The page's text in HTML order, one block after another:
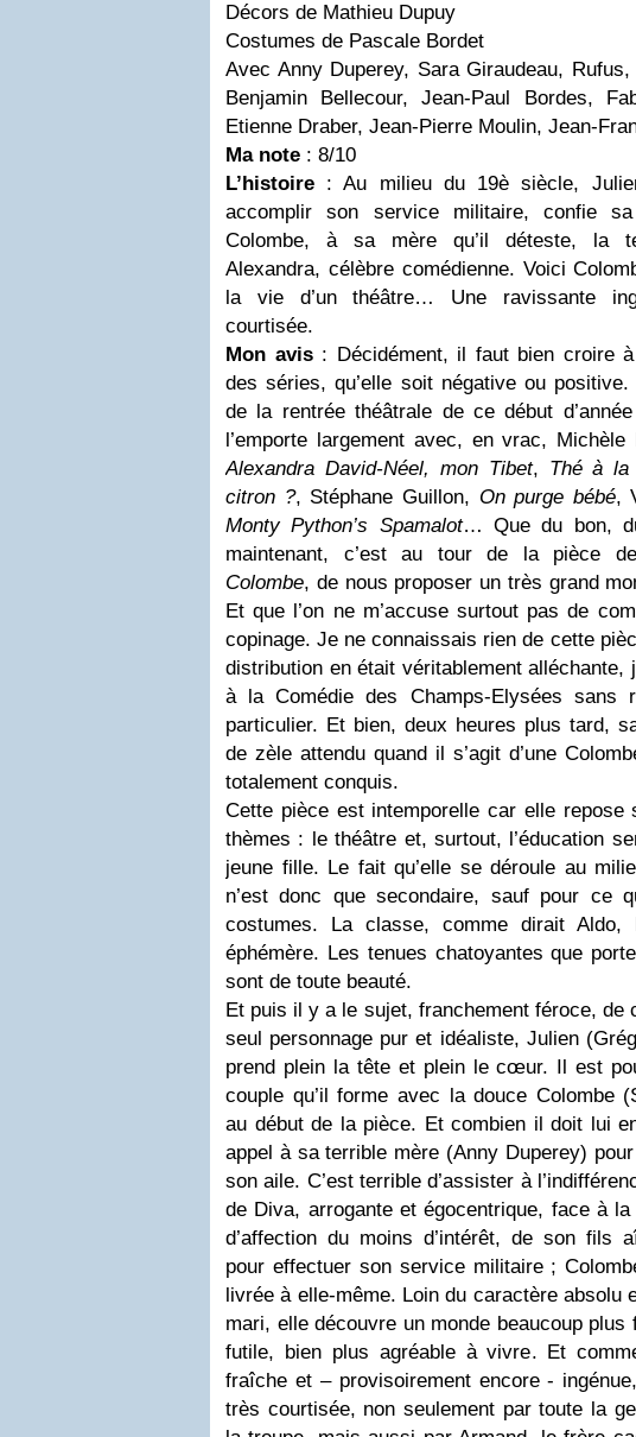
Décors de Mathieu Dupuy
Costumes de Pascale Bordet
Avec Anny Duperey, Sara Giraudeau,
Benjamin Bellecour, Jean-Paul Bordes,
Etienne Draber, Jean-Pierre Moulin, Jean-
Ma note : 8/10
L’histoire : Au milieu du 19è siècle,
accomplir son service militaire, confie
Colombe, à sa mère qu’il déteste, la
Alexandra, célèbre comédienne. Voici
la vie d’un théâtre… Une ravissante
courtisée.
Mon avis: Décidément, il faut bien croire
des séries, qu’elle soit négative ou
de la rentrée théâtrale de ce début
l’emporte largement avec, en vrac, Michèle
Alexandra David-Néel, mon Tibet, Thé à la
citron ?, Stéphane Guillon, On purge bébé,
Monty Python’s Spamalot… Que du bon,
maintenant, c’est au tour de la pièce
Colombe, de nous proposer un très grand
Et que l’on ne m’accuse surtout pas de
copinage. Je ne connaissais rien de cette
distribution en était véritablement alléchante,
à la Comédie des Champs-Elysées sans
particulier. Et bien, deux heures plus tard,
de zèle attendu quand il s’agit d’une
totalement conquis.
Cette pièce est intemporelle car elle repose
thèmes : le théâtre et, surtout, l’éducation
jeune fille. Le fait qu’elle se déroule au
n’est donc que secondaire, sauf pour ce
costumes. La classe, comme dirait
éphémère. Les tenues chatoyantes que
sont de toute beauté.
Et puis il y a le sujet, franchement féroce, de
seul personnage pur et idéaliste, Julien
prend plein la tête et plein le cœur. Il est
couple qu’il forme avec la douce Colombe
au début de la pièce. Et combien il doit lui
appel à sa terrible mère (Anny Duperey)
son aile. C’est terrible d’assister à
de Diva, arrogante et égocentrique, face à la
d’affection du moins d’intérêt, de son fils
pour effectuer son service militaire ;
livrée à elle-même. Loin du caractère absolu
mari, elle découvre un monde beaucoup plus
futile, bien plus agréable à vivre. Et
fraîche et – provisoirement encore -
très courtisée, non seulement par toute la